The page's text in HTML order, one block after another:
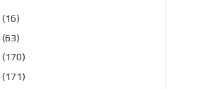
(16)
(63)
(170)
(171)